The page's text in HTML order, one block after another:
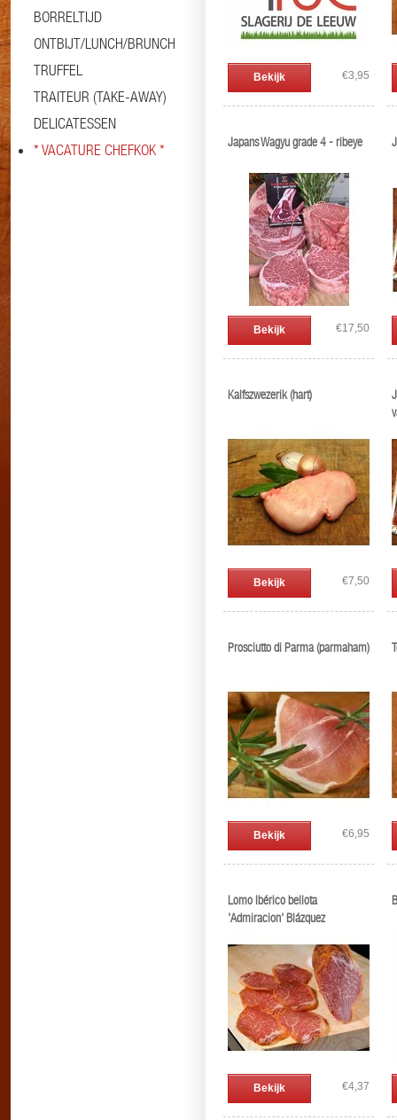
BORRELTIJD
ONTBIJT/LUNCH/BRUNCH
TRUFFEL
TRAITEUR (TAKE-AWAY)
DELICATESSEN
* VACATURE CHEFKOK *
Bekijk €3,95
Japans Wagyu grade 4 - ribeye
Bekijk €17,50
Kalfszwezerik (hart)
Bekijk €7,50
Prosciutto di Parma (parmaham)
Bekijk €6,95
Lomo Ibérico bellota
'Admiracion' Blázquez
Bekijk €4,37